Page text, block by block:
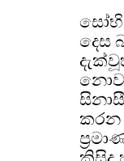
දෙස
නොව
කරන
කිසිදු